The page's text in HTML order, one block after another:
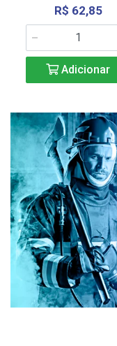
R$ 62,85
Adicionar